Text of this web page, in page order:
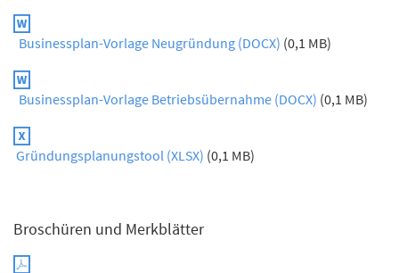
Businessplan-Vorlage Neugründung (DOCX) (0,1 MB)
Businessplan-Vorlage Betriebsübernahme (DOCX) (0,1 MB)
Gründungsplanungstool (XLSX) (0,1 MB)
Broschüren und Merkblätter